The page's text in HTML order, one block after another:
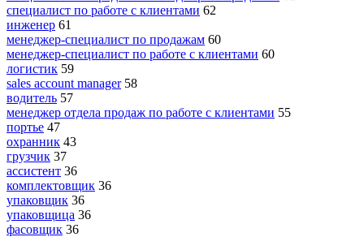
специалист по работе с клиентами 62
инженер 61
менеджер-специалист по продажам 60
менеджер-специалист по работе с клиентами 60
логистик 59
sales account manager 58
водитель 57
менеджер отдела продаж по работе с клиентами 55
портье 47
охранник 43
грузчик 37
ассистент 36
комплектовщик 36
упаковщик 36
упаковщица 36
фасовщик 36